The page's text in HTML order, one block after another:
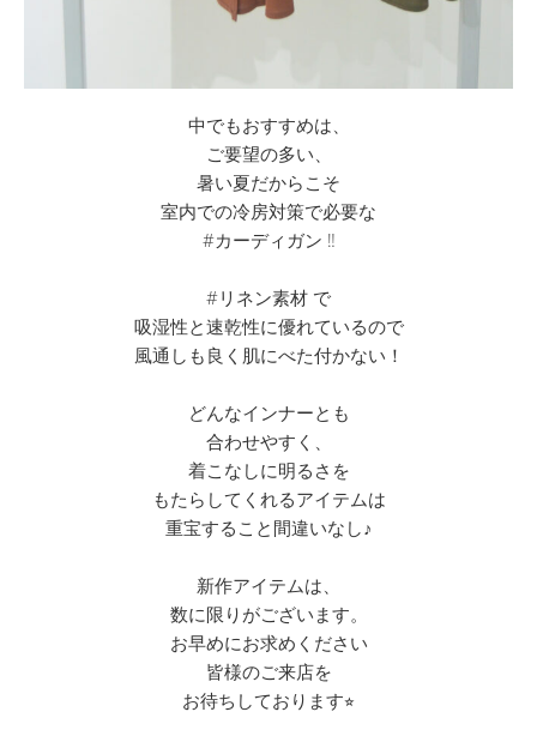
中でもおすすめは、
ご要望の多い、
暑い夏だからこそ
室内での冷房対策で必要な
#カーディガン ‼︎
#リネン素材 で
吸湿性と速乾性に優れているので
風通しも良く肌にべた付かない！
どんなインナーとも
合わせやすく、
着こなしに明るさを
もたらしてくれるアイテムは
重宝すること間違いなし♪
新作アイテムは、
数に限りがございます。
お早めにお求めください
皆様のご来店を
お待ちしております⭐︎